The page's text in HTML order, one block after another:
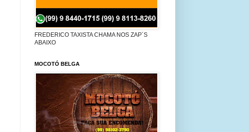
FREDERICO TAXISTA CHAMA NOS ZAP´S
ABAIXO
MOCOTÓ BELGA